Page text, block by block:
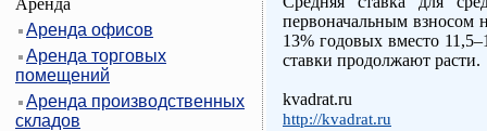
Аренда
Аренда офисов
Аренда торговых
помещений
Аренда производственных
складов
первоначальным взносом
13% годовых вместо
ставки продолжают расти.
kvadrat.ru
http://kvadrat.ru